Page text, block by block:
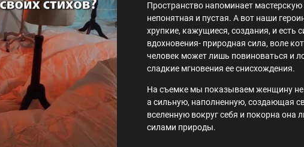
Пространство напоминает
непонятная и пустая. А вот наши
хрупкие, кажущиеся, создания, и есть
вдохновения- природная сила, воле
человек может лишь повиноваться и
сладкие мгновения ее снисхождения.
На съемке мы показываем женщину
а сильную, наполненную, создающая
вселенную вокруг себя и покорна она
силами природы.